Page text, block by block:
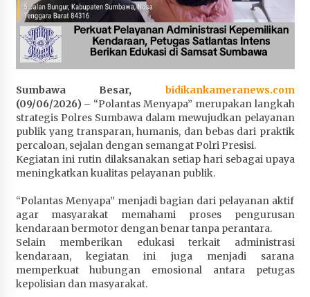
Sekretaris Bapperida, Dwi Rahayu, ST,. MM,.
Pimpin Rakor Aksi Konvergensi Percepatan
Penurunan Stunting di Sumbawa
4 minggu ago
Wabup Ansori Apresiasi Rekomendasi dan
Pandangan Fraksi – Fraksi DPRD Sumbawa
4 minggu ago
Bupati Sumbawa Lepas 487 Atlet dari Berbagai
Cabor yang Akan Berjuang pada PORPROV XII
NTB 2026
BAZNAS Kabupaten Sumbawa Salurkan Bantuan
Program 100 Mustahik Per Desa di Desa Teluk
Santong
4 minggu ago
Dosen UTS Siap Kembangkan Inovasi Lewat
Sumbawa Besar, bidikankameranews.com
(09/06/2026) – “Polantas Menyapa” merupakan langkah
strategis Polres Sumbawa dalam mewujudkan pelayanan
publik yang transparan, humanis, dan bebas dari praktik
percaloan, sejalan dengan semangat Polri Presisi.
Kegiatan ini rutin dilaksanakan setiap hari sebagai upaya
meningkatkan kualitas pelayanan publik.
“Polantas Menyapa” menjadi bagian dari pelayanan aktif
agar masyarakat memahami proses pengurusan
kendaraan bermotor dengan benar tanpa perantara.
Selain memberikan edukasi terkait administrasi
kendaraan, kegiatan ini juga menjadi sarana
memperkuat hubungan emosional antara petugas
kepolisian dan masyarakat.